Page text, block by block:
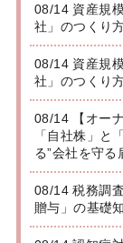
08/14 資産規
社」のつくり
08/14 資産規
社」のつくり
08/14 【オー
「自社株」と
る”会社を守る
08/14 税務調
贈与」の基礎